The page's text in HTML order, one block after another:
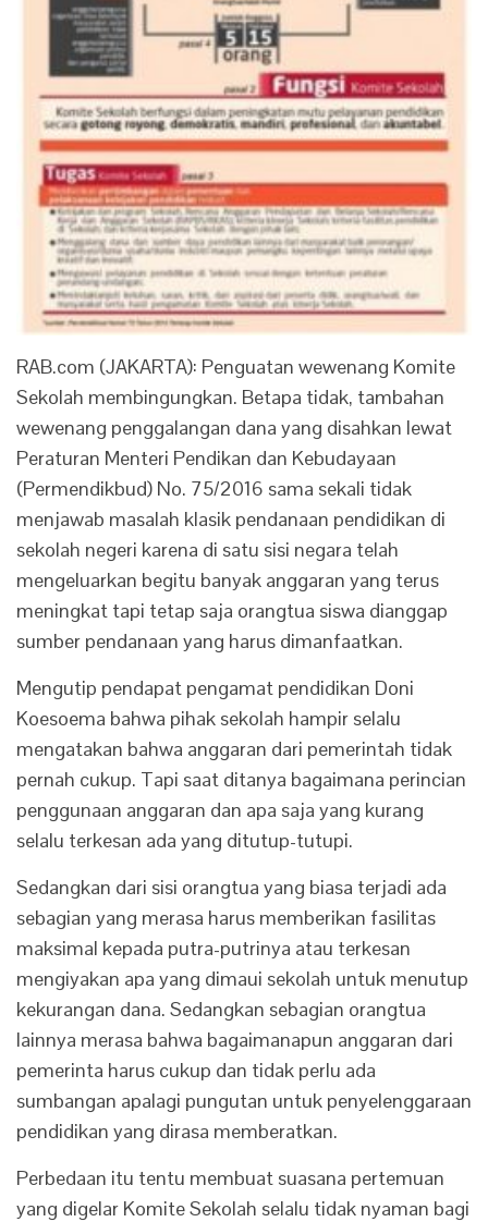
RAB.com (JAKARTA): Penguatan wewenang Komite
Sekolah membingungkan. Betapa tidak, tambahan
wewenang penggalangan dana yang disahkan lewat
Peraturan Menteri Pendikan dan Kebudayaan
(Permendikbud) No. 75/2016 sama sekali tidak
menjawab masalah klasik pendanaan pendidikan di
sekolah negeri karena di satu sisi negara telah
mengeluarkan begitu banyak anggaran yang terus
meningkat tapi tetap saja orangtua siswa dianggap
sumber pendanaan yang harus dimanfaatkan.
Mengutip pendapat pengamat pendidikan Doni
Koesoema bahwa pihak sekolah hampir selalu
mengatakan bahwa anggaran dari pemerintah tidak
pernah cukup. Tapi saat ditanya bagaimana perincian
penggunaan anggaran dan apa saja yang kurang
selalu terkesan ada yang ditutup-tutupi.
Sedangkan dari sisi orangtua yang biasa terjadi ada
sebagian yang merasa harus memberikan fasilitas
maksimal kepada putra-putrinya atau terkesan
mengiyakan apa yang dimaui sekolah untuk menutup
kekurangan dana. Sedangkan sebagian orangtua
lainnya merasa bahwa bagaimanapun anggaran dari
pemerinta harus cukup dan tidak perlu ada
sumbangan apalagi pungutan untuk penyelenggaraan
pendidikan yang dirasa memberatkan.
Perbedaan itu tentu membuat suasana pertemuan
yang digelar Komite Sekolah selalu tidak nyaman bagi